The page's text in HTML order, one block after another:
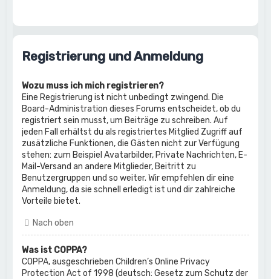
Registrierung und Anmeldung
Wozu muss ich mich registrieren?
Eine Registrierung ist nicht unbedingt zwingend. Die
Board-Administration dieses Forums entscheidet, ob du
registriert sein musst, um Beiträge zu schreiben. Auf
jeden Fall erhältst du als registriertes Mitglied Zugriff auf
zusätzliche Funktionen, die Gästen nicht zur Verfügung
stehen: zum Beispiel Avatarbilder, Private Nachrichten, E-
Mail-Versand an andere Mitglieder, Beitritt zu
Benutzergruppen und so weiter. Wir empfehlen dir eine
Anmeldung, da sie schnell erledigt ist und dir zahlreiche
Vorteile bietet.
Nach oben
Was ist COPPA?
COPPA, ausgeschrieben Children’s Online Privacy
Protection Act of 1998 (deutsch: Gesetz zum Schutz der